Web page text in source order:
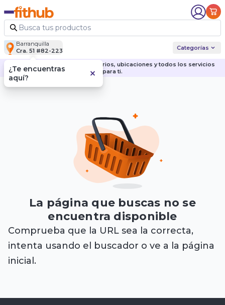
Barranquilla
Cra. 51 #82-223
Categorías
Descubre nuestras sedes, horarios, ubicaciones y todos los servicios
para ti.
La página que buscas no se
encuentra disponible
Comprueba que la URL sea la correcta,
intenta usando el buscador o ve a la página
inicial.
¿Te encuentras
aquí?